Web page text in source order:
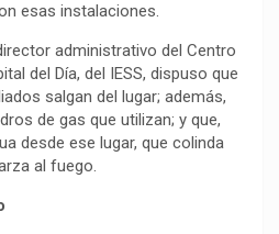
esas instalaciones.
administrativo del Centro
del Día, del IESS, dispuso que
salgan del lugar; además,
de gas que utilizan; y que,
desde ese lugar, que colinda
al fuego.